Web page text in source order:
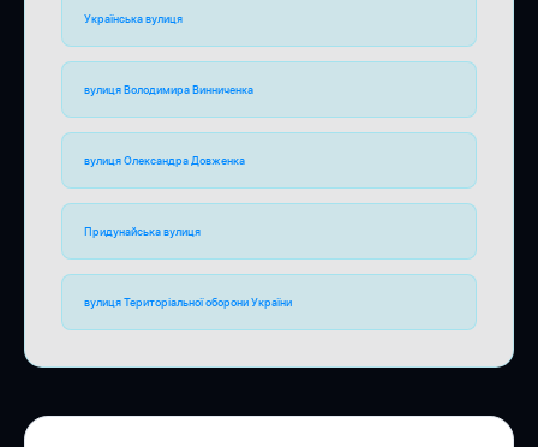
Українська вулиця
вулиця Володимира Винниченка
вулиця Олександра Довженка
Придунайська вулиця
вулиця Територіальної оборони України